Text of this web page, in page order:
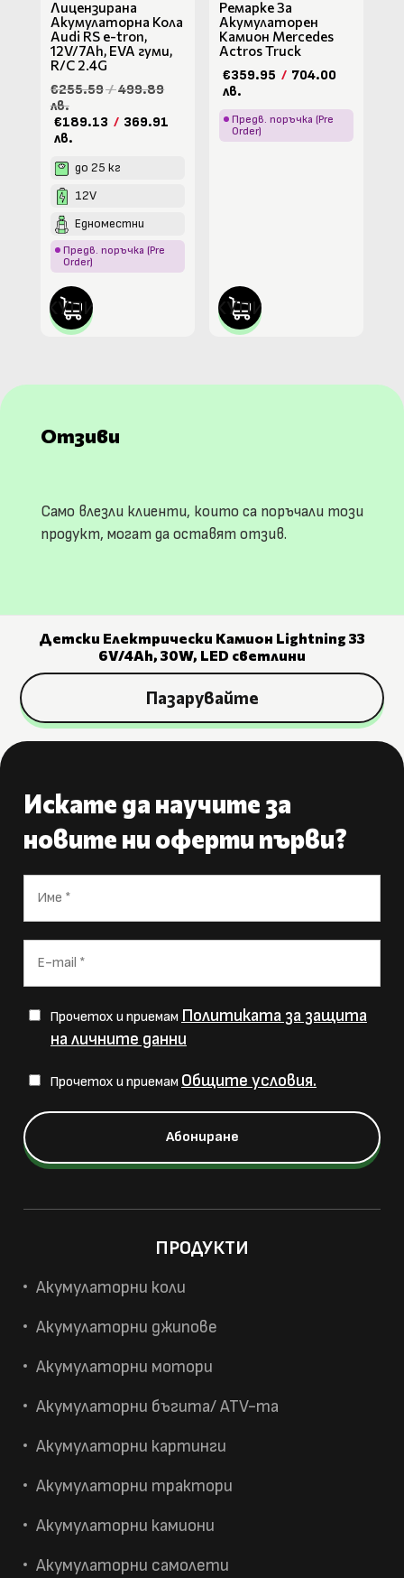
Лицензирана
Акумулаторна Кола
Audi RS e-tron,
12V/7Ah, EVA гуми,
R/C 2.4G
€255.59/499.89
лв.
€189.13 / 369.91
лв.
до 25 кг
12V
Едноместни
Предв. поръчка (Pre
Order)
КУПИ
Ремарке За
Акумулаторен
Камион Mercedes
Actros Truck
€359.95 / 704.00
лв.
Предв. поръчка (Pre
Order)
КУПИ
Отзиви
Само влезли клиенти, които са поръчали този
продукт, могат да оставят отзив.
Детски Електрически Камион Lightning 33
6V/4Ah, 30W, LED светлини
Пазарувайте
Искате да научите за
новите ни оферти първи?
Прочетох и приемам Политиката за защита
на личните данни
Прочетох и приемам Общите условия.
ПРОДУКТИ
Акумулаторни коли
Акумулаторни джипове
Акумулаторни мотори
Акумулаторни бъгита/ ATV-та
Акумулаторни картинги
Акумулаторни трактори
Акумулаторни камиони
Акумулаторни самолети